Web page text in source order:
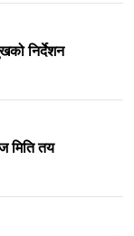
निर्देशन
मिति तय